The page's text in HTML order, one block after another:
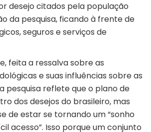
desejo citados pela população
da pesquisa, ficando à frente de
seguros e serviços de
feita a ressalva sobre as
e suas influências sobre as
pesquisa reflete que o plano de
dos desejos do brasileiro, mas
de estar se tornando um “sonho
acesso”. Isso porque um conjunto